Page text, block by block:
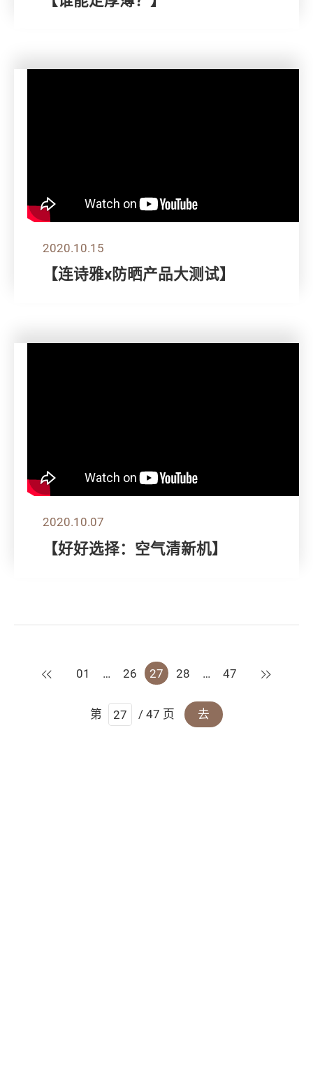
2020.10.15
【连诗雅x防晒产品大测试】
2020.10.07
【好好选择：空气清新机】
上一页
01 … 26 27 28 … 47 下一页
第 / 47 页 去